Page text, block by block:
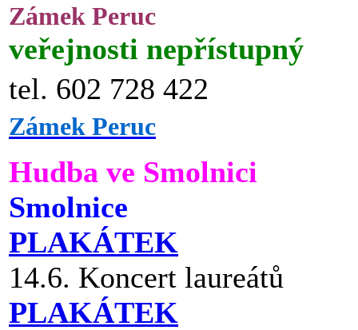
Zámek Peruc
veřejnosti nepřístupný
tel. 602 728 422
Zámek Peruc
Hudba ve Smolnici
Smolnice
PLAKÁTEK
14.6. Koncert laureátů
PLAKÁTEK